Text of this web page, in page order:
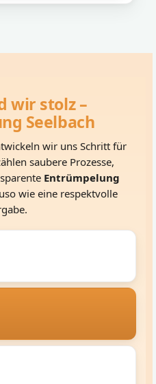
wir stolz –
Seelbach
wir uns Schritt für
saubere Prozesse,
Entrümpelung
wie eine respektvolle